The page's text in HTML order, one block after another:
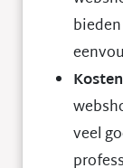
veel